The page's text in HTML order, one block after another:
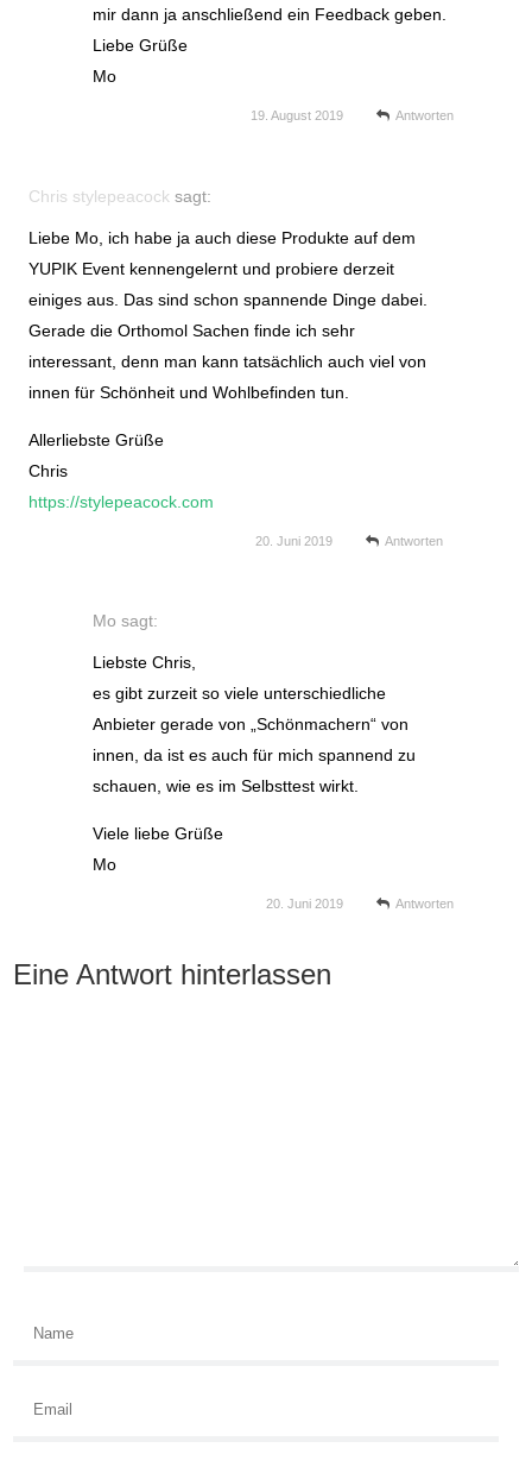
mir dann ja anschließend ein Feedback geben.
Liebe Grüße
Mo
19. August 2019 Antworten
Chris stylepeacock sagt:
Liebe Mo, ich habe ja auch diese Produkte auf dem
YUPIK Event kennengelernt und probiere derzeit
einiges aus. Das sind schon spannende Dinge dabei.
Gerade die Orthomol Sachen finde ich sehr
interessant, denn man kann tatsächlich auch viel von
innen für Schönheit und Wohlbefinden tun.
Allerliebste Grüße
Chris
https://stylepeacock.com
20. Juni 2019 Antworten
Mo sagt:
Liebste Chris,
es gibt zurzeit so viele unterschiedliche
Anbieter gerade von „Schönmachern“ von
innen, da ist es auch für mich spannend zu
schauen, wie es im Selbsttest wirkt.
Viele liebe Grüße
Mo
20. Juni 2019 Antworten
Eine Antwort hinterlassen